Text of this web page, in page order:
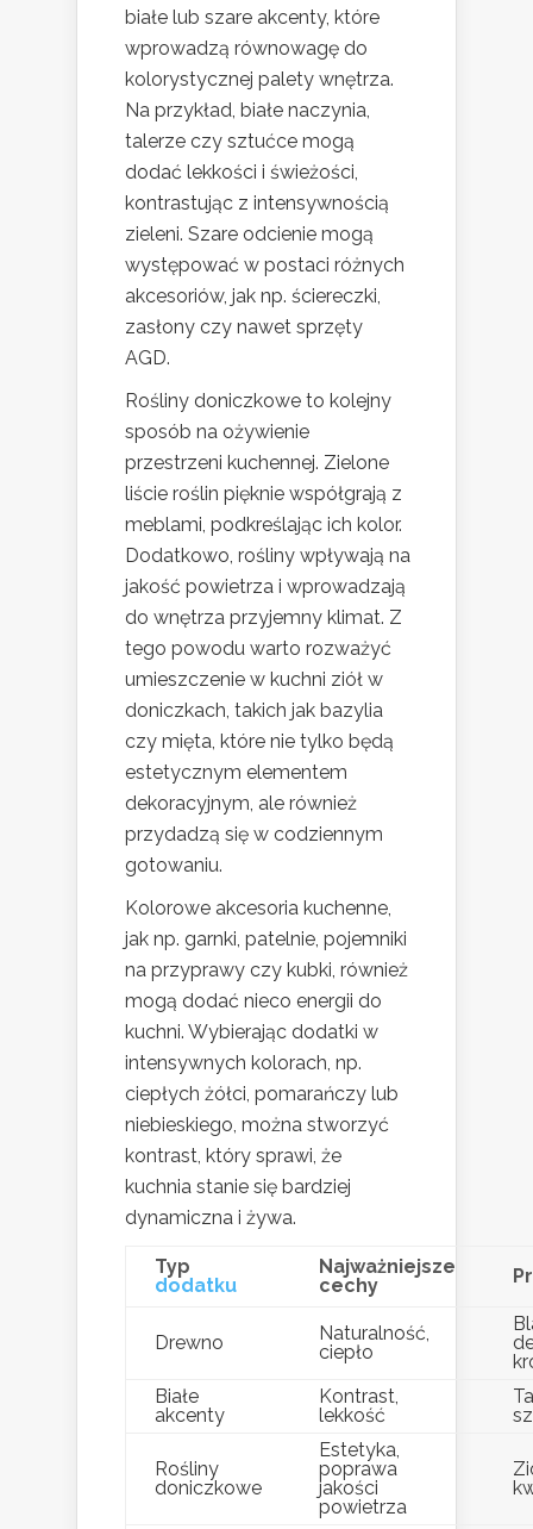
białe lub szare akcenty, które
wprowadzą równowagę do
kolorystycznej palety wnętrza.
Na przykład, białe naczynia,
talerze czy sztućce mogą
dodać lekkości i świeżości,
kontrastując z intensywnością
zieleni. Szare odcienie mogą
występować w postaci różnych
akcesoriów, jak np. ściereczki,
zasłony czy nawet sprzęty
AGD.
Rośliny doniczkowe to kolejny
sposób na ożywienie
przestrzeni kuchennej. Zielone
liście roślin pięknie współgrają z
meblami, podkreślając ich kolor.
Dodatkowo, rośliny wpływają na
jakość powietrza i wprowadzają
do wnętrza przyjemny klimat. Z
tego powodu warto rozważyć
umieszczenie w kuchni ziół w
doniczkach, takich jak bazylia
czy mięta, które nie tylko będą
estetycznym elementem
dekoracyjnym, ale również
przydadzą się w codziennym
gotowaniu.
Kolorowe akcesoria kuchenne,
jak np. garnki, patelnie, pojemniki
na przyprawy czy kubki, również
mogą dodać nieco energii do
kuchni. Wybierając dodatki w
intensywnych kolorach, np.
ciepłych żółci, pomarańczy lub
niebieskiego, można stworzyć
kontrast, który sprawi, że
kuchnia stanie się bardziej
dynamiczna i żywa.
Typ
dodatku
Najważniejsze
cechy
Drewno
Naturalność,
ciepło
Białe
akcenty
Kontrast,
lekkość
Rośliny
doniczkowe
Estetyka,
poprawa
jakości
powietrza